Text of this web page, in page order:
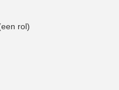
rol)